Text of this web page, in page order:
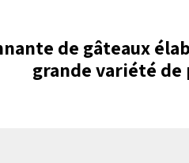
de gâteaux
grande variété de